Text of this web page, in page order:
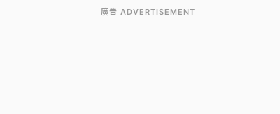
廣告 ADVERTISEMENT